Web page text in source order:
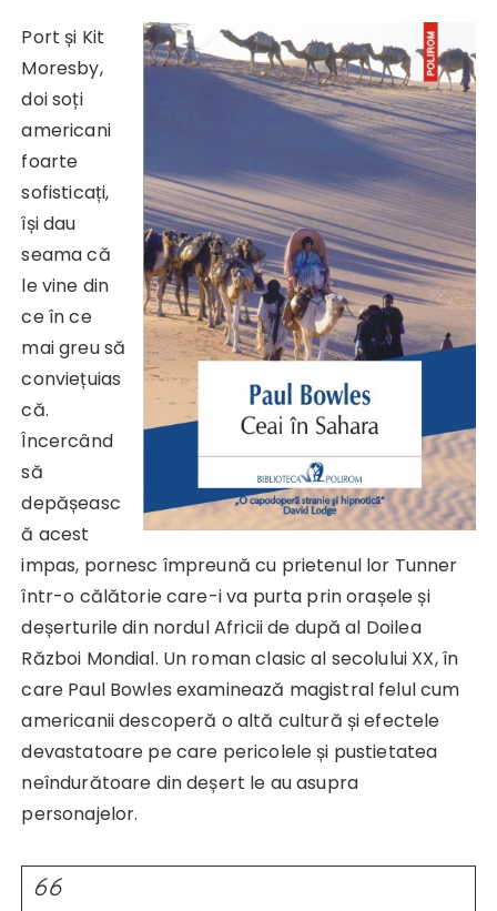
Port și Kit
Moresby,
doi soți
americani
foarte
sofisticați,
își dau
seama că
le vine din
ce în ce
mai greu să
conviețuias
că.
Încercând
să
depășeasc
ă acest
impas, pornesc împreună cu prietenul lor Tunner
într-o călătorie care-i va purta prin orașele și
deșerturile din nordul Africii de după al Doilea
Război Mondial. Un roman clasic al secolului XX, în
care Paul Bowles examinează magistral felul cum
americanii descoperă o altă cultură și efectele
devastatoare pe care pericolele și pustietatea
neîndurătoare din deșert le au asupra
personajelor.